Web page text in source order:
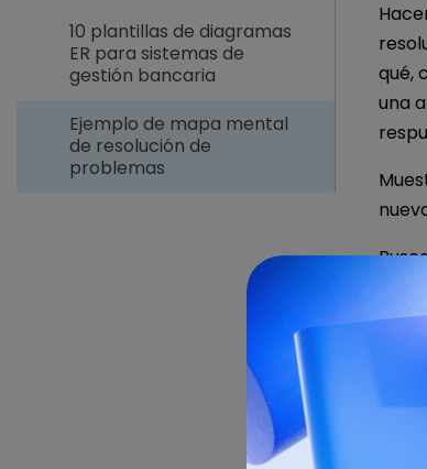
10 plantillas de diagramas
ER para sistemas de
gestión bancaria
Ejemplo de mapa mental
de resolución de
problemas
qué,
una
Es
de
A